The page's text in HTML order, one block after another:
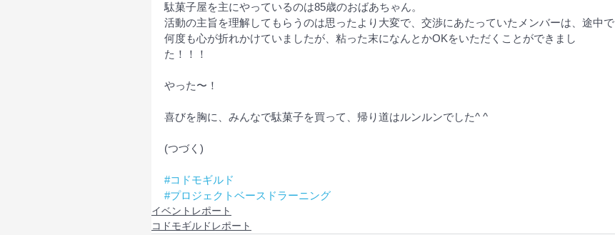
駄菓子屋を主にやっているのは85歳のおばあちゃん。
活動の主旨を理解してもらうのは思ったより大変で、交渉にあたっていたメンバーは、途中で
何度も心が折れかけていましたが、粘った末になんとかOKをいただくことができまし
た！！！
やった〜！
喜びを胸に、みんなで駄菓子を買って、帰り道はルンルンでした^ ^
(つづく)
#コドモギルド
#プロジェクトベースドラーニング
イベントレポート
コドモギルドレポート